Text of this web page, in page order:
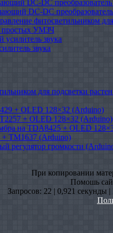
DC-DC
DC-DC
фитосветильником
простых УМЗЧ
усилитель звука
звука
для подсветки
+ OLED 128×32 (Arduino)
+ OLED 128×32 (Arduino)
на TDA8425 + OLED
+ TM1637 (Arduino)
регулятор громкости
При копировании
Помошь
Запросов: 22 | 0,921 секунды